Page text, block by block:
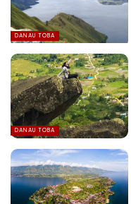
DANAU TOBA
DANAU TOBA